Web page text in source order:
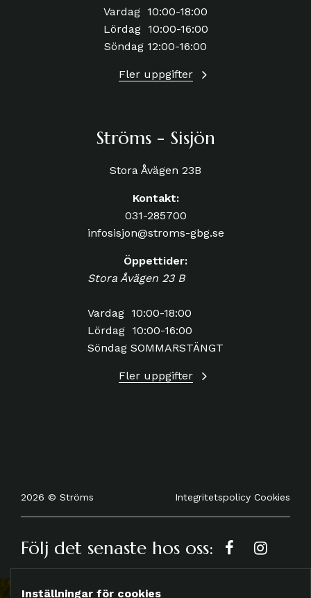
Vardag 10:00-18:00
Lördag 10:00-16:00
Söndag 12:00-16:00
Fler uppgifter
Ströms - Sisjön
Stora Åvägen 23B
Kontakt:
031-285700
infosisjon@stroms-gbg.se
Öppettider:
Stora Åvägen 23 B
Vardag 10:00-18:00
Lördag 10:00-16:00
Söndag SOMMARSTÄNGT
Fler uppgifter
2026 © Ströms Integritetspolicy Cookies
Följ det senaste hos oss:
Inställningar för cookies